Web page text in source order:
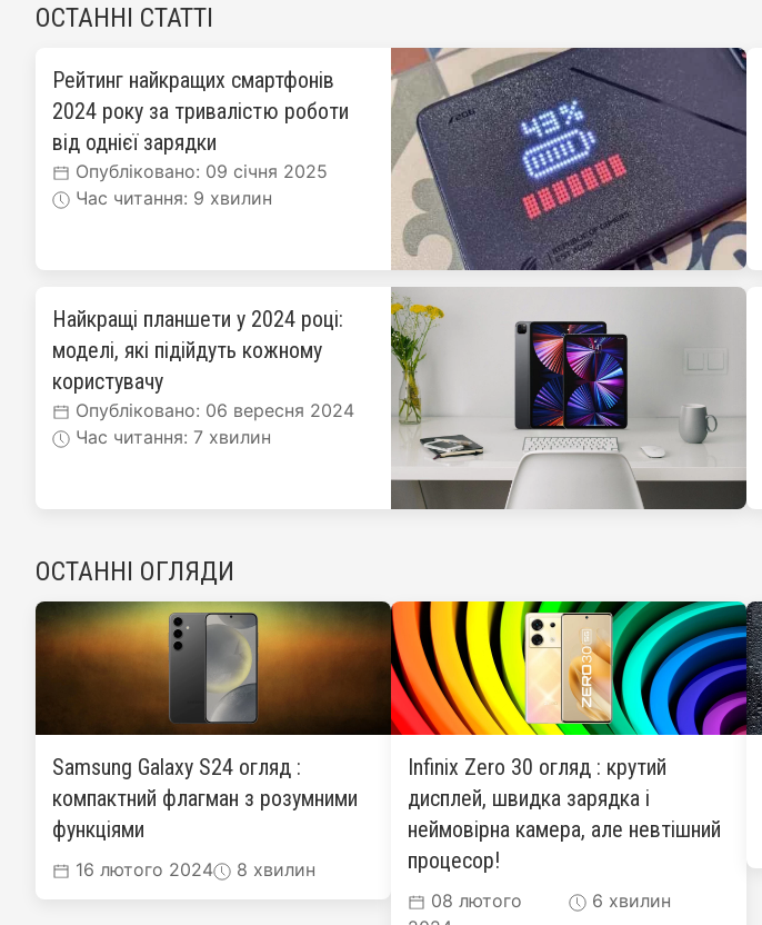
ОСТАННІ СТАТТІ
Рейтинг найкращих смартфонів
2024 року за тривалістю роботи
від однієї зарядки
Опубліковано: 09 січня 2025
Час читання: 9 хвилин
Найкращі планшети у 2024 році:
моделі, які підійдуть кожному
користувачу
Опубліковано: 06 вересня 2024
Час читання: 7 хвилин
ОСТАННІ ОГЛЯДИ
Samsung Galaxy S24 огляд :
компактний флагман з розумними
функціями
16 лютого 2024 8 хвилин
Infinix Zero 30 огляд : крутий
дисплей, швидка зарядка і
неймовірна камера, але невтішний
процесор!
08 лютого
6 хвилин